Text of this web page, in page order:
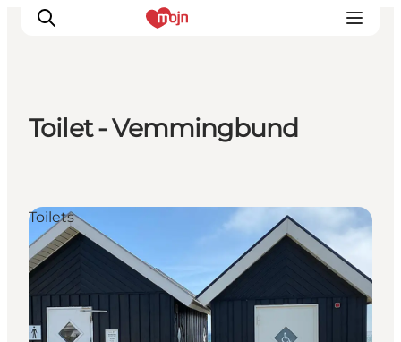
Events
Accommodaties
Plan je reis
Booking
Toilet - Vemmingbund
Toilets